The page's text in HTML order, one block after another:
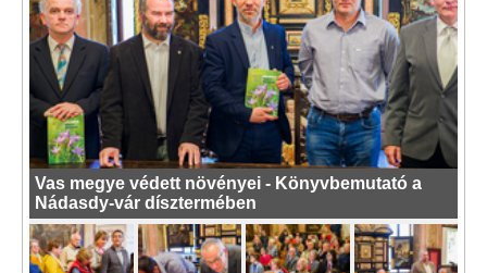
Vas megye védett növényei - Könyvbemutató a
Nádasdy-vár dísztermében